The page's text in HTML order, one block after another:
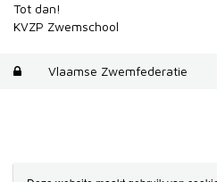
Tot dan!
KVZP Zwemschool
 Vlaamse Zwemfederatie